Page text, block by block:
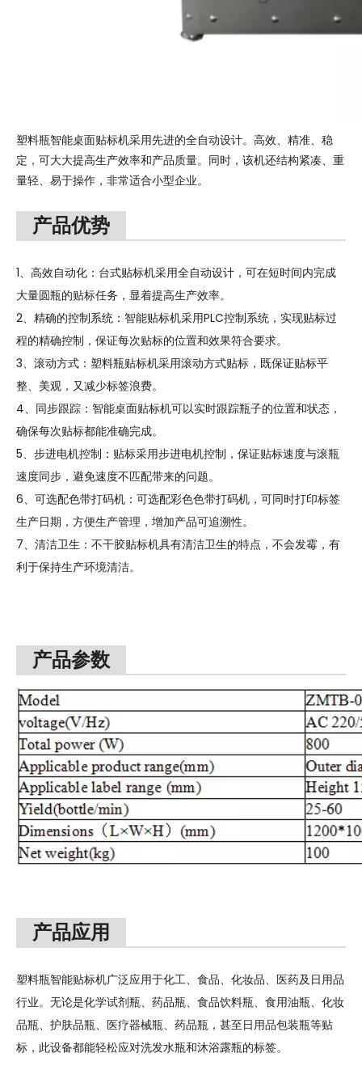
塑料瓶智能桌面贴标机采用先进的全自动设计。高效、精准、稳
定，可大大提高生产效率和产品质量。同时，该机还结构紧凑、重
量轻、易于操作，非常适合小型企业。
产品优势
1、高效自动化：台式贴标机采用全自动设计，可在短时间内完成
大量圆瓶的贴标任务，显着提高生产效率。
2、精确的控制系统：智能贴标机采用PLC控制系统，实现贴标过
程的精确控制，保证每次贴标的位置和效果符合要求。
3、滚动方式：塑料瓶贴标机采用滚动方式贴标，既保证贴标平
整、美观，又减少标签浪费。
4、同步跟踪：智能桌面贴标机可以实时跟踪瓶子的位置和状态，
确保每次贴标都能准确完成。
5、步进电机控制：贴标采用步进电机控制，保证贴标速度与滚瓶
速度同步，避免速度不匹配带来的问题。
6、可选配色带打码机：可选配彩色色带打码机，可同时打印标签
生产日期，方便生产管理，增加产品可追溯性。
7、清洁卫生：不干胶贴标机具有清洁卫生的特点，不会发霉，有
利于保持生产环境清洁。
产品参数
产品应用
塑料瓶智能贴标机广泛应用于化工、食品、化妆品、医药及日用品
行业。无论是化学试剂瓶、药品瓶、食品饮料瓶、食用油瓶、化妆
品瓶、护肤品瓶、医疗器械瓶、药品瓶，甚至日用品包装瓶等贴
标，此设备都能轻松应对洗发水瓶和沐浴露瓶的标签。